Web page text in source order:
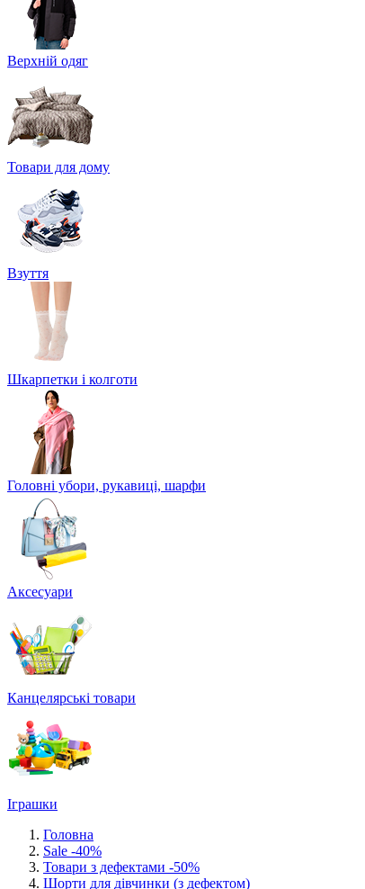
Верхній одяг
Товари для дому
Взуття
Шкарпетки і колготи
Головні убори, рукавиці, шарфи
Аксесуари
Канцелярські товари
Іграшки
Головна
Sale -40%
Товари з дефектами -50%
Шорти для дівчинки (з дефектом)